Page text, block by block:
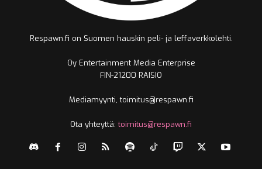
Respawn.fi on Suomen hauskin peli- ja leffaverkkolehti.
Oy Entertainment Media Enterprise
FIN-21200 RAISIO
Mediamyynti, toimitus@respawn.fi
Ota yhteyttä:toimitus@respawn.fi